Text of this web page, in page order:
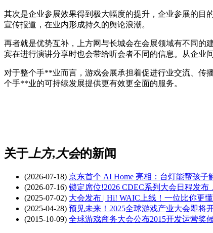
其次是企业参展效果得到极大幅度的提升，企业参展的目
宣传报道，在业内形成持久的舆论浪潮。
再者就是优势互补，上方网与长城会在会展领域有不同的
宾在进行演讲分享时也会带给听会者不同的信息。从企业
对于整个手**业而言，游戏会展承担着促进行业交流、传
个手**业的可持续发展提供更有效更全面的服务。
关于上方,大会的新闻
(2026-07-18) 京东首个 AI Home 亮相：台灯能帮孩子
(2026-07-16) 锁定席位!2026 CDEC系列大会日程发布
(2025-07-02) 大会发布 | Hi! WAIC上线！一位比你更
(2025-04-28) 预见未来！2025全球游戏产业大会即将
(2015-10-09) 全球游戏商务大会公布2015开发运营奖